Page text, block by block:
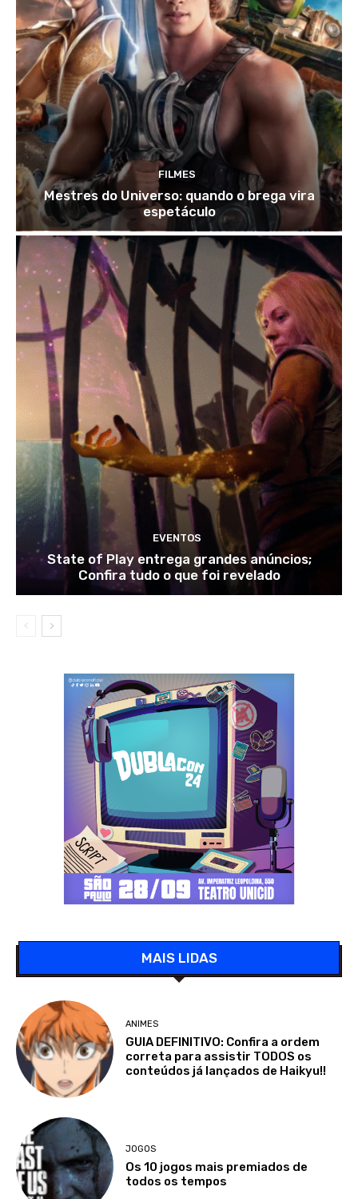
FILMES
Mestres do Universo: quando o brega vira
espetáculo
EVENTOS
State of Play entrega grandes anúncios;
Confira tudo o que foi revelado
MAIS LIDAS
ANIMES
GUIA DEFINITIVO: Confira a ordem
correta para assistir TODOS os
conteúdos já lançados de Haikyu!!
JOGOS
Os 10 jogos mais premiados de
todos os tempos